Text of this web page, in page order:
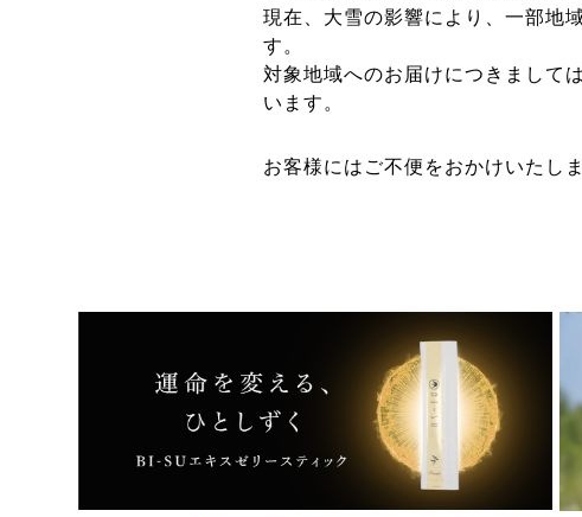
現在、大雪の影響により、一部地
す。
対象地域へのお届けにつきまして
います。
お客様にはご不便をおかけいたし